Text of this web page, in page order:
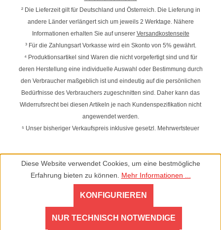
² Die Lieferzeit gilt für Deutschland und Österreich. Die Lieferung in
andere Länder verlängert sich um jeweils 2 Werktage. Nähere
Informationen erhalten Sie auf unserer Versandkostenseite
³ Für die Zahlungsart Vorkasse wird ein Skonto von 5% gewährt.
⁴ Produktionsartikel sind Waren die nicht vorgefertigt sind und für
deren Herstellung eine individuelle Auswahl oder Bestimmung durch
den Verbraucher maßgeblich ist und eindeutig auf die persönlichen
Bedürfnisse des Verbrauchers zugeschnitten sind. Daher kann das
Widerrufsrecht bei diesen Artikeln je nach Kundenspezifikation nicht
angewendet werden.
⁵ Unser bisheriger Verkaufspreis inklusive gesetzl. Mehrwertsteuer
Diese Website verwendet Cookies, um eine bestmögliche
Erfahrung bieten zu können. Mehr Informationen ...
NUR TECHNISCH NOTWENDIGE
KONFIGURIEREN